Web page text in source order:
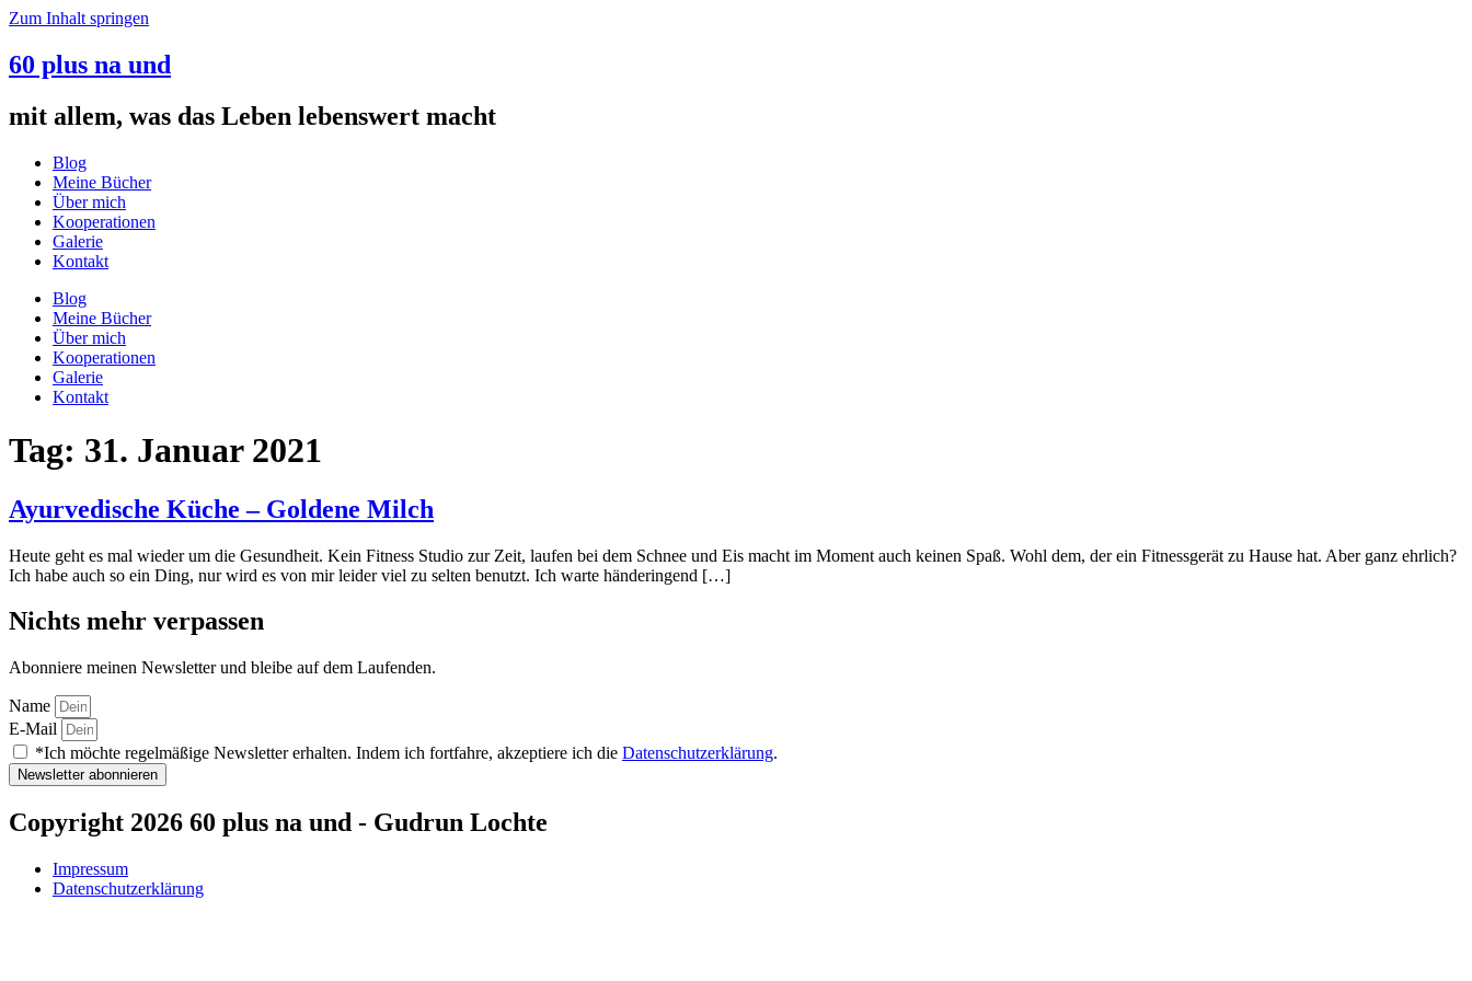
Zum Inhalt springen
60 plus na und
mit allem, was das Leben lebenswert macht
Blog
Meine Bücher
Über mich
Kooperationen
Galerie
Kontakt
Blog
Meine Bücher
Über mich
Kooperationen
Galerie
Kontakt
Tag: 31. Januar 2021
Ayurvedische Küche – Goldene Milch
Heute geht es mal wieder um die Gesundheit. Kein Fitness Studio zur Zeit, laufen bei dem Schnee und Eis macht im Moment auch keinen Spaß. Wohl dem, der ein Fitnessgerät zu Hause hat. Aber ganz ehrlich?
Ich habe auch so ein Ding, nur wird es von mir leider viel zu selten benutzt. Ich warte händeringend […]
Nichts mehr verpassen
Abonniere meinen Newsletter und bleibe auf dem Laufenden.
Name
E-Mail
*Ich möchte regelmäßige Newsletter erhalten. Indem ich fortfahre, akzeptiere ich die Datenschutzerklärung.
Newsletter abonnieren
Copyright 2026 60 plus na und - Gudrun Lochte
Impressum
Datenschutzerklärung